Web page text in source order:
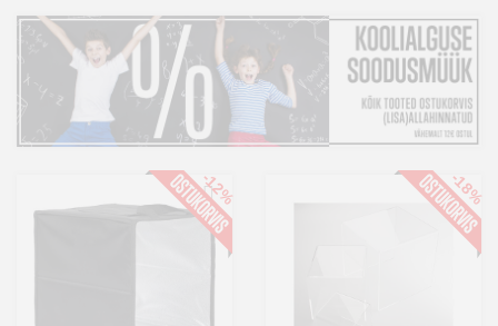
-12% -18%
Elektroonika
Kodu